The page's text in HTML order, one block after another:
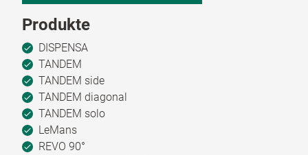
Produkte
DISPENSA
TANDEM
TANDEM side
TANDEM diagonal
TANDEM solo
LeMans
REVO 90°